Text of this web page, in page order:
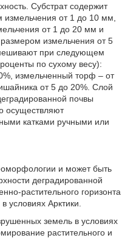
Субстрат содержит
от 1 до 10 мм,
от 1 до 20 мм и
измельчения от 5
при следующем
по сухому весу):
измельченный торф – от
от 5 до 20%. Слой
почвы
осуществляют
катками ручными или
и может быть
деградированной
растительного горизонта
условиях Арктики.
земель в условиях
растительного и